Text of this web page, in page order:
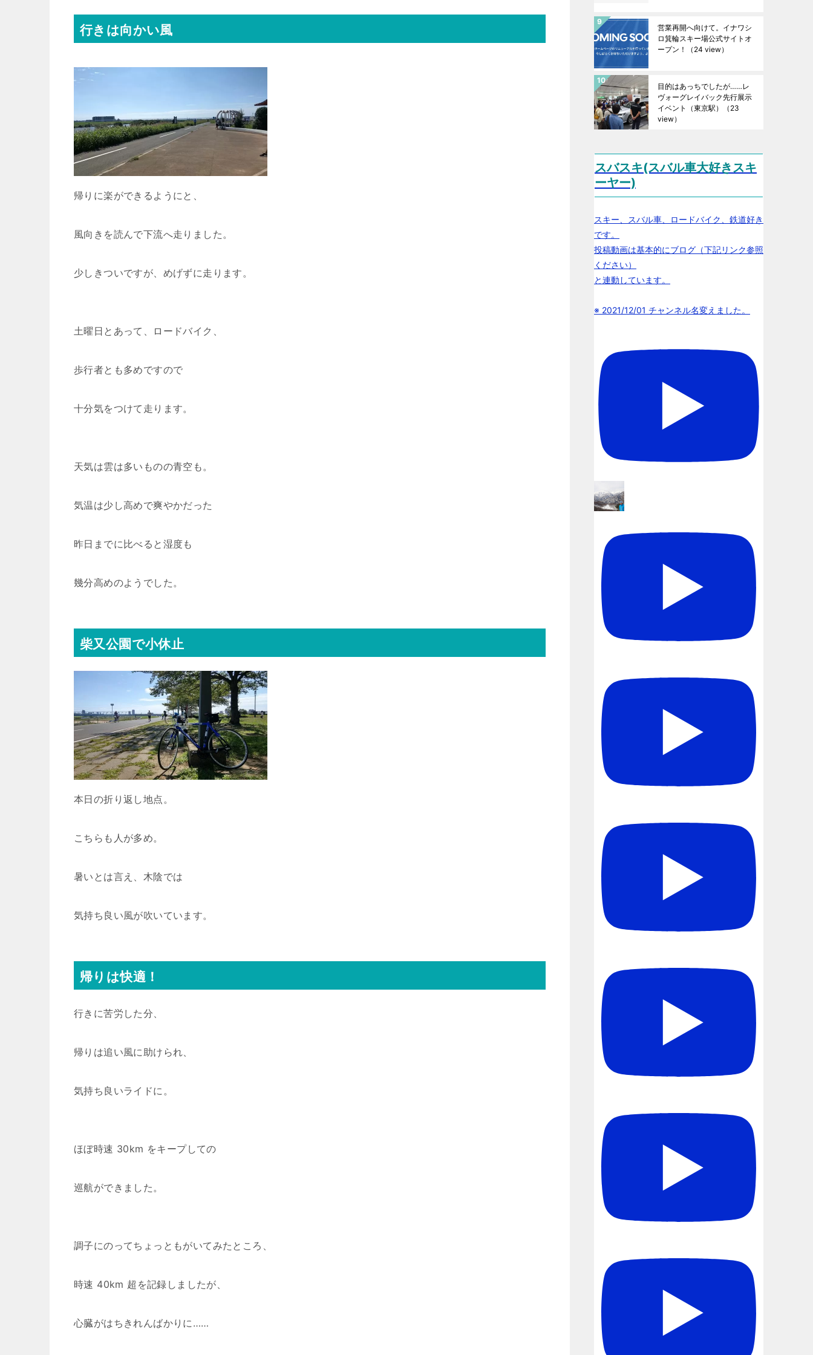
行きは向かい風
帰りに楽ができるようにと、
風向きを読んで下流へ走りました。
少しきついですが、めげずに走ります。
土曜日とあって、ロードバイク、
歩行者とも多めですので
十分気をつけて走ります。
天気は雲は多いものの青空も。
気温は少し高めで爽やかだった
昨日までに比べると湿度も
幾分高めのようでした。
柴又公園で小休止
本日の折り返し地点。
こちらも人が多め。
暑いとは言え、木陰では
気持ち良い風が吹いています。
帰りは快適！
行きに苦労した分、
帰りは追い風に助けられ、
気持ち良いライドに。
ほぼ時速 30km をキープしての
巡航ができました。
調子にのってちょっともがいてみたところ、
時速 40km 超を記録しましたが、
心臓がはちきれんばかりに……
営業再開へ向けて。イナワシ
ロ箕輪スキー場公式サイトオ
ープン！
（24 view）
目的はあっちでしたが……レ
ヴォーグレイバック先行展示
イベント（東京駅）
（23
view）
スバスキ(スバル車大好きスキ
ーヤー)
スキー、スバル車、ロードバイク、鉄道好き
です。
投稿動画は基本的にブログ（下記リンク参照
ください）
と連動しています。
※ 2021/12/01 チャンネル名変えました。